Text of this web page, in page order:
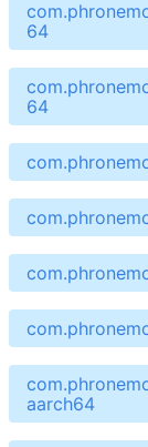
64
64
aarch64